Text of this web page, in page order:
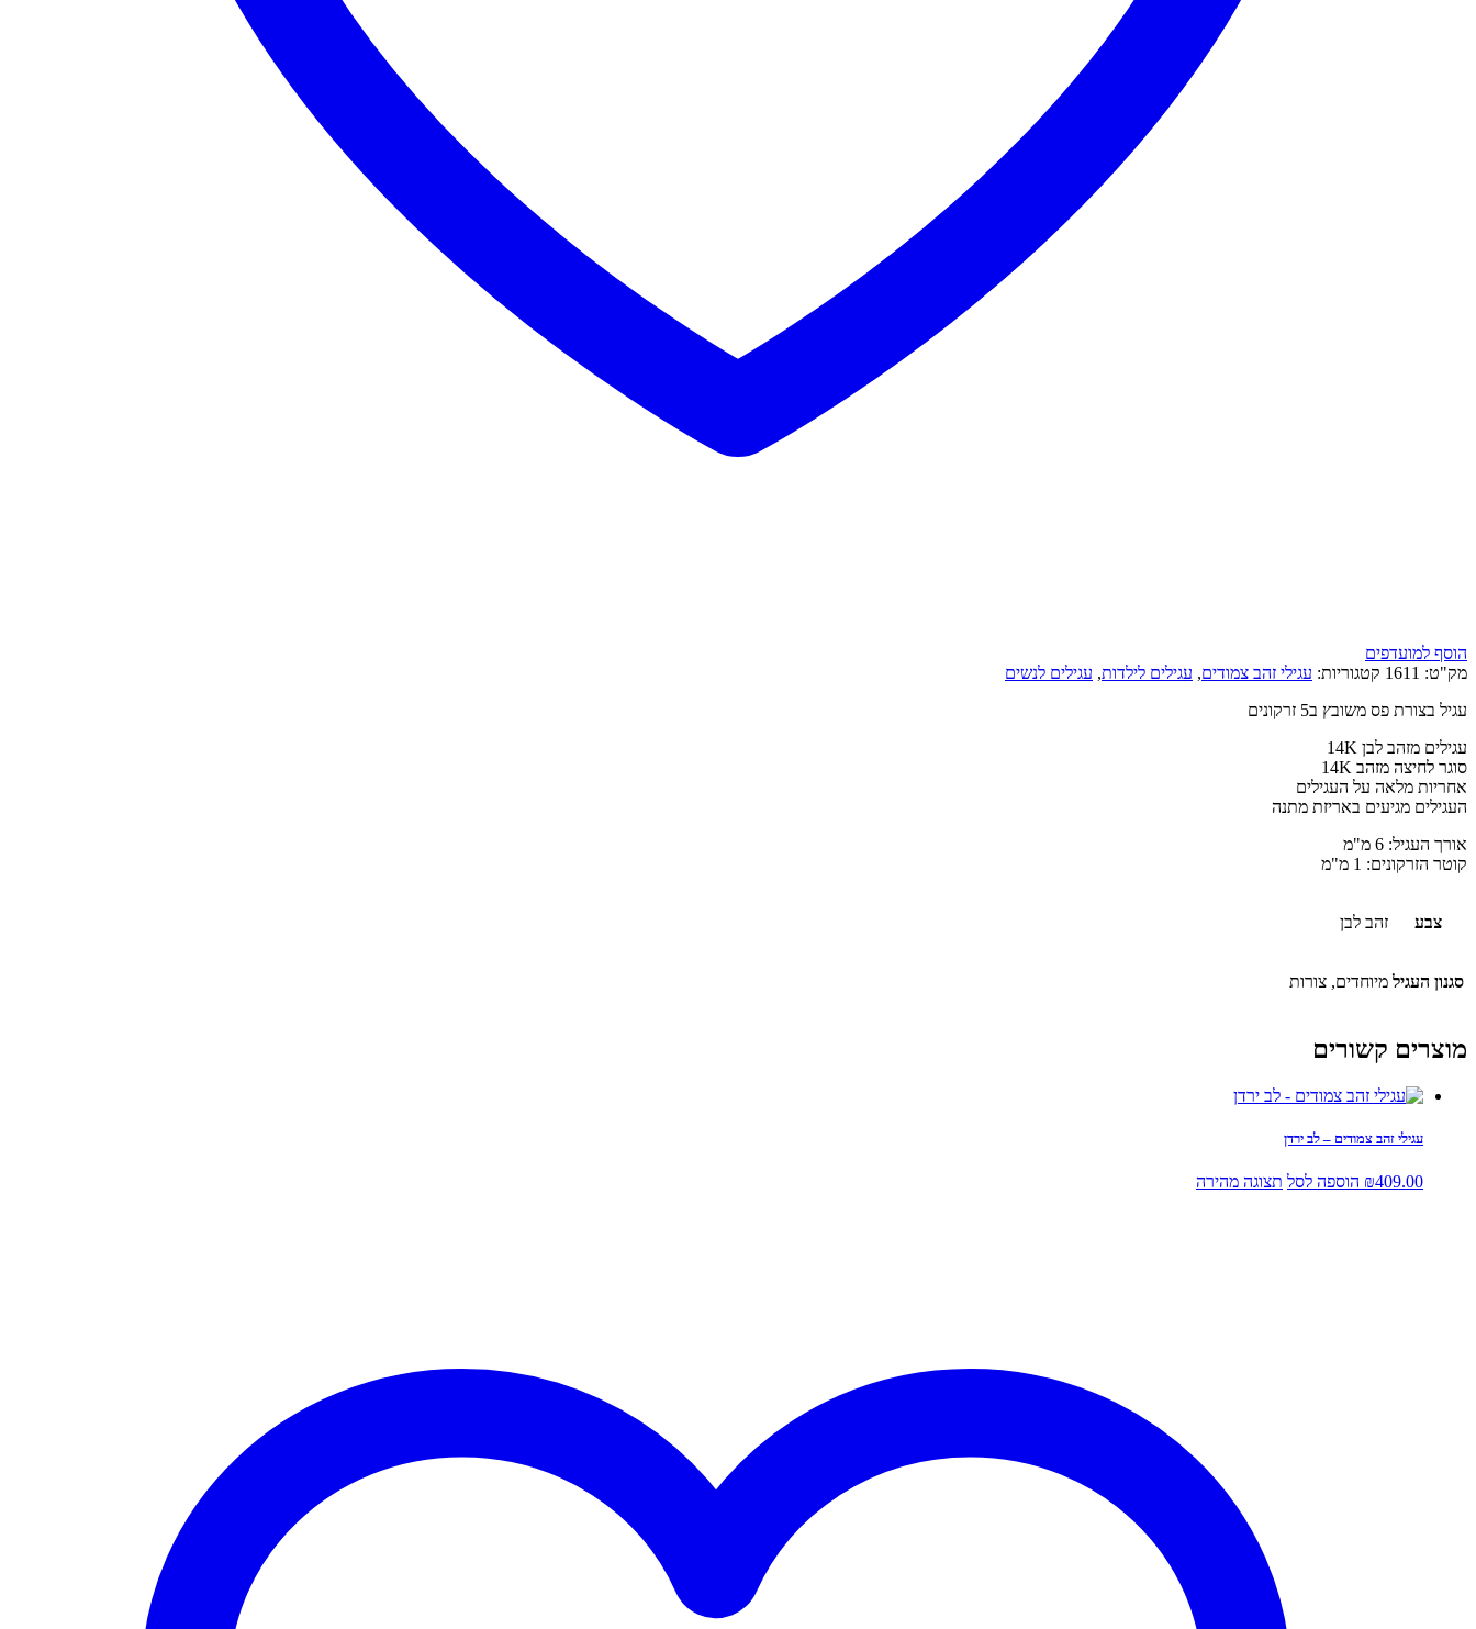
הוסף למועדפים
מק"ט: 1611 קטגוריות: עגילי זהב צמודים, עגילים לילדות, עגילים לנשים
עגיל בצורת פס משובץ ב5 זרקונים
עגילים מזהב לבן 14K
סוגר לחיצה מזהב 14K
אחריות מלאה על העגילים
העגילים מגיעים באריזת מתנה
אורך העגיל: 6 מ"מ
קוטר הזרקונים: 1 מ"מ
צבע זהב לבן
סגנון העגיל מיוחדים, צורות
מוצרים קשורים
עגילי זהב צמודים – לב ירדן
₪409.00 הוספה לסל תצוגה מהירה